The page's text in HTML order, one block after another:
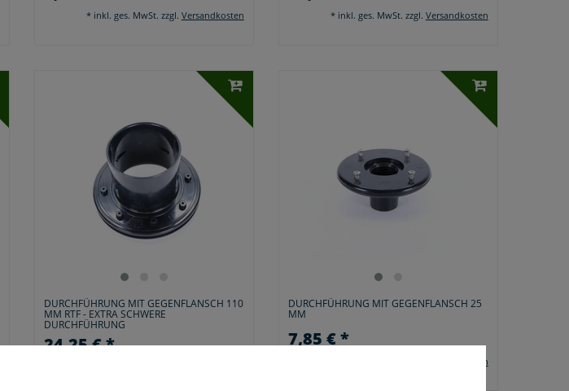
* inkl. ges. MwSt. zzgl. Versandkosten * inkl. ges. MwSt. zzgl. Versandkosten
DURCHFÜHRUNG MIT GEGENFLANSCH 110
MM RTF - EXTRA SCHWERE
DURCHFÜHRUNG
24,25 € *
DURCHFÜHRUNG MIT GEGENFLANSCH 25
MM
7,85 € *
Versandkosten